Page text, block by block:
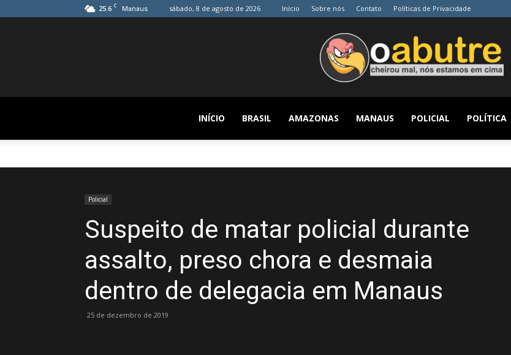
25.6 C Manaus sábado, 8 de agosto de 2026 Início Sobre nós Contato Políticas de Privacidade
O
INÍCIO BRASIL AMAZONAS MANAUS POLICIAL POLÍTICA
Policial
Suspeito de matar policial durante
assalto, preso chora e desmaia
dentro de delegacia em Manaus
25 de dezembro de 2019